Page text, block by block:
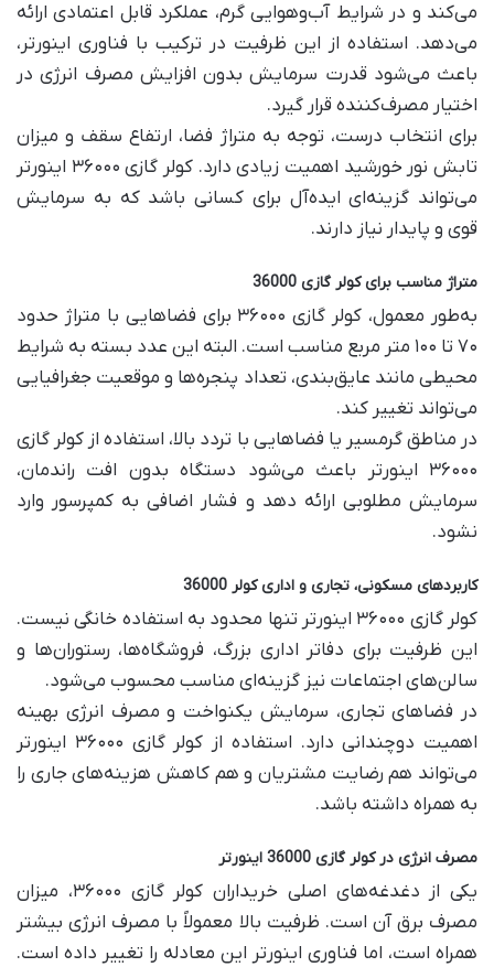
می‌کند و در شرایط آب‌وهوایی گرم، عملکرد قابل اعتمادی ارائه
می‌دهد. استفاده از این ظرفیت در ترکیب با فناوری اینورتر،
باعث می‌شود قدرت سرمایش بدون افزایش مصرف انرژی در
اختیار مصرف‌کننده قرار گیرد.
برای انتخاب درست، توجه به متراژ فضا، ارتفاع سقف و میزان
تابش نور خورشید اهمیت زیادی دارد. کولر گازی ۳۶۰۰۰ اینورتر
می‌تواند گزینه‌ای ایده‌آل برای کسانی باشد که به سرمایش
قوی و پایدار نیاز دارند.
متراژ مناسب برای کولر گازی 36000
به‌طور معمول، کولر گازی ۳۶۰۰۰ برای فضاهایی با متراژ حدود
۷۰ تا ۱۰۰ متر مربع مناسب است. البته این عدد بسته به شرایط
محیطی مانند عایق‌بندی، تعداد پنجره‌ها و موقعیت جغرافیایی
می‌تواند تغییر کند.
در مناطق گرمسیر یا فضاهایی با تردد بالا، استفاده از کولر گازی
۳۶۰۰۰ اینورتر باعث می‌شود دستگاه بدون افت راندمان،
سرمایش مطلوبی ارائه دهد و فشار اضافی به کمپرسور وارد
نشود.
کاربردهای مسکونی، تجاری و اداری کولر 36000
کولر گازی ۳۶۰۰۰ اینورتر تنها محدود به استفاده خانگی نیست.
این ظرفیت برای دفاتر اداری بزرگ، فروشگاه‌ها، رستوران‌ها و
سالن‌های اجتماعات نیز گزینه‌ای مناسب محسوب می‌شود.
در فضاهای تجاری، سرمایش یکنواخت و مصرف انرژی بهینه
اهمیت دوچندانی دارد. استفاده از کولر گازی ۳۶۰۰۰ اینورتر
می‌تواند هم رضایت مشتریان و هم کاهش هزینه‌های جاری را
به همراه داشته باشد.
مصرف انرژی در کولر گازی 36000 اینورتر
یکی از دغدغه‌های اصلی خریداران کولر گازی ۳۶۰۰۰، میزان
مصرف برق آن است. ظرفیت بالا معمولاً با مصرف انرژی بیشتر
همراه است، اما فناوری اینورتر این معادله را تغییر داده است.